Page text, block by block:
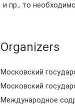
и пр., то
Organizers
Московский
Московский
Международное